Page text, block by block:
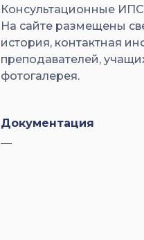
Консультационные ИПС
На сайте размещены
история, контактная
преподавателей,
фотогалерея.
Документация
—